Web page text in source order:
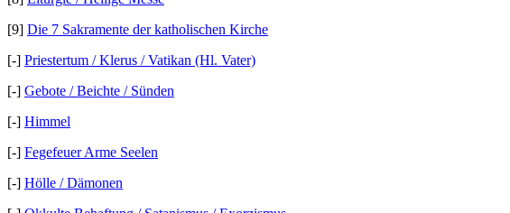
[9] Die 7 Sakramente der katholischen Kirche
[-] Priestertum / Klerus / Vatikan (Hl. Vater)
[-] Gebote / Beichte / Sünden
[-] Himmel
[-] Fegefeuer Arme Seelen
[-] Hölle / Dämonen